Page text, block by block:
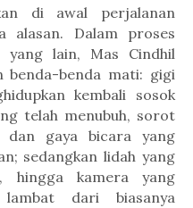
di awal perjalanan
alasan. Dalam proses
yang lain, Mas Cindhil
benda-benda mati: gigi
kembali sosok
telah menubuh, sorot
dan gaya bicara yang
sedangkan lidah yang
hingga kamera yang
dari biasanya